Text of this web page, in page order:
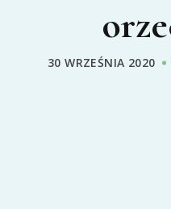
30 WRZEŚNIA 2020